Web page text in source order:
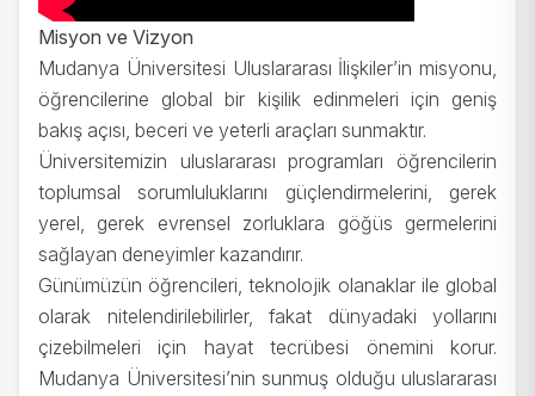
Misyon ve Vizyon
Mudanya Üniversitesi Uluslararası İlişkiler’in misyonu,
öğrencilerine global bir kişilik edinmeleri için geniş
bakış açısı, beceri ve yeterli araçları sunmaktır.
Üniversitemizin uluslararası programları öğrencilerin
toplumsal sorumluluklarını güçlendirmelerini, gerek
yerel, gerek evrensel zorluklara göğüs germelerini
sağlayan deneyimler kazandırır.
Günümüzün öğrencileri, teknolojik olanaklar ile global
olarak nitelendirilebilirler, fakat dünyadaki yollarını
çizebilmeleri için hayat tecrübesi önemini korur.
Mudanya Üniversitesi’nin sunmuş olduğu uluslararası